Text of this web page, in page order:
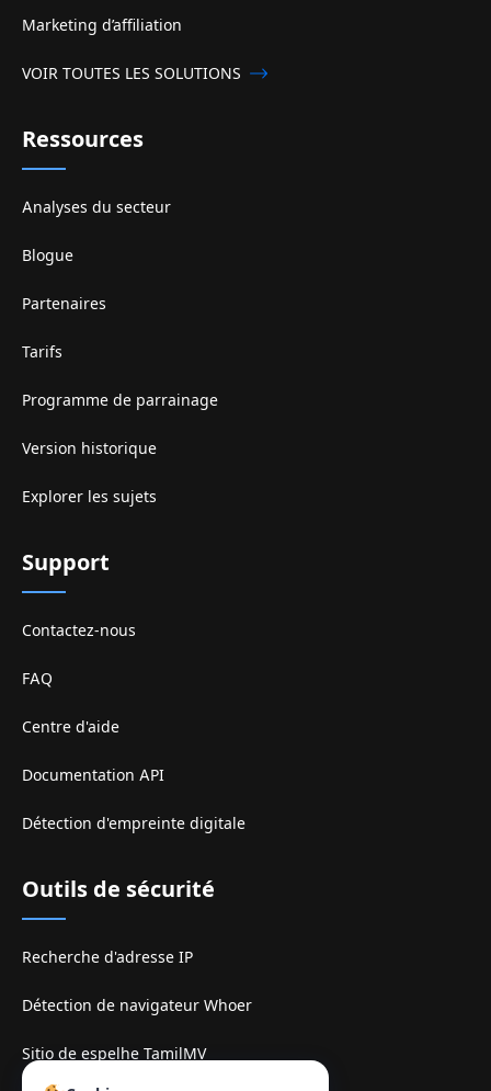
Marketing d’affiliation
VOIR TOUTES LES SOLUTIONS
Ressources
Analyses du secteur
Blogue
Partenaires
Tarifs
Programme de parrainage
Version historique
Explorer les sujets
Support
Contactez-nous
FAQ
Centre d'aide
Documentation API
Détection d'empreinte digitale
Outils de sécurité
Recherche d'adresse IP
Détection de navigateur Whoer
Sitio de espelhe TamilMV